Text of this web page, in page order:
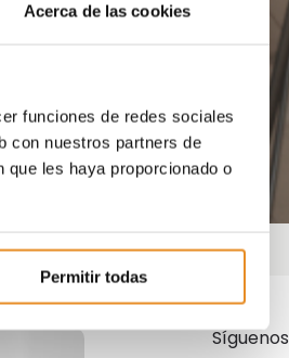
Acerca de las cookies
funciones de redes sociales
con nuestros partners de
les haya proporcionado o
Permitir todas
Síguenos